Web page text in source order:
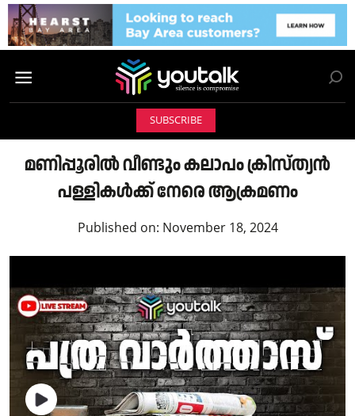
SUBSCRIBE
മണിപ്പൂരിൽ വീണ്ടും കലാപം ക്രിസ്ത്യൻ
പള്ളികൾക്ക് നേരെ ആക്രമണം
Published on: November 18, 2024